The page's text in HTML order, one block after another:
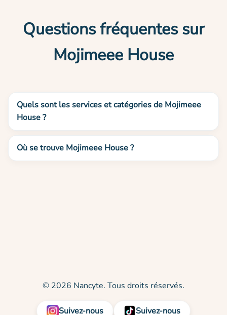
Questions fréquentes sur
Mojimeee House
Quels sont les services et catégories de Mojimeee
House ?
Où se trouve Mojimeee House ?
© 2026 Nancyte. Tous droits réservés.
Suivez-nous Suivez-nous